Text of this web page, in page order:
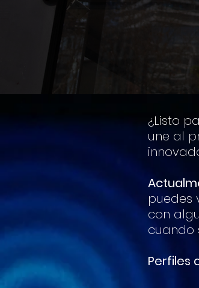
¿Listo
une al
puedes
con
cuando
Perfiles